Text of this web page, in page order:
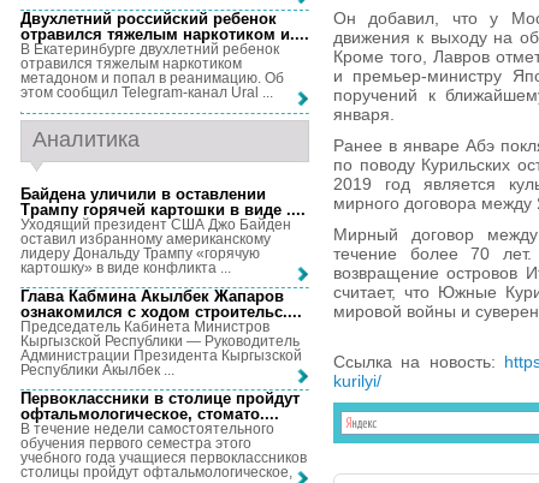
Он добавил, что у
движения к выходу на
Кроме того, Лавров
и премьер-министру
поручений к
января.
Ранее в январе Абэ
по поводу Курильских
2019 год является
мирного договора
Мирный договор
течение более 70 лет.
возвращение островов
считает, что Южные
мировой войны и
Ссылка на новость:
kurilyi/
Двухлетний российский ребенок
отравился тяжелым наркотиком и....
В Екатеринбурге двухлетний ребенок
отравился тяжелым наркотиком
метадоном и попал в реанимацию. Об
этом сообщил Telegram-канал Ural ...
Аналитика
Байдена уличили в оставлении
Трампу горячей картошки в виде ....
Уходящий президент США Джо Байден
оставил избранному американскому
лидеру Дональду Трампу «горячую
картошку» в виде конфликта ...
Глава Кабмина Акылбек Жапаров
ознакомился с ходом строительс....
Председатель Кабинета Министров
Кыргызской Республики — Руководитель
Администрации Президента Кыргызской
Республики Акылбек ...
Первоклассники в столице пройдут
офтальмологическое, стомато....
В течение недели самостоятельного
обучения первого семестра этого
учебного года учащиеся первоклассников
столицы пройдут офтальмологическое, ...